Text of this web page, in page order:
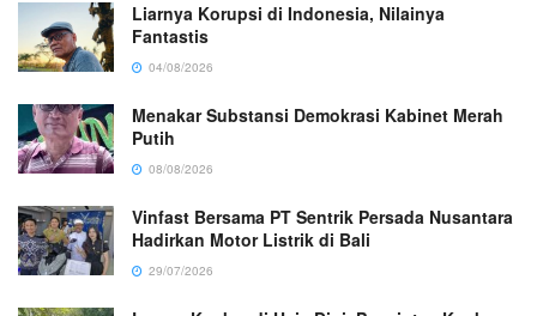
Liarnya Korupsi di Indonesia, Nilainya
Fantastis
04/08/2026
Menakar Substansi Demokrasi Kabinet Merah
Putih
08/08/2026
Vinfast Bersama PT Sentrik Persada Nusantara
Hadirkan Motor Listrik di Bali
29/07/2026